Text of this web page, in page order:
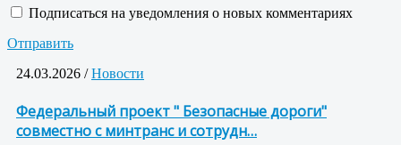
Подписаться на уведомления о новых комментариях
Отправить
24.03.2026 /Новости
Федеральный проект " Безопасные дороги"
совместно с минтранс и сотрудн…